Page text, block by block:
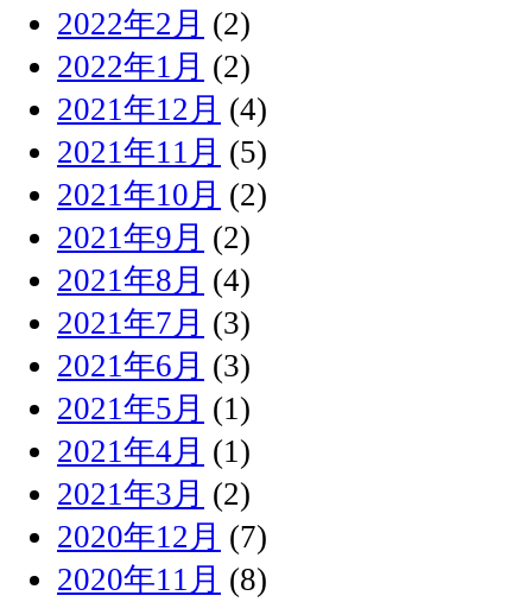
2022年2月 (2)
2022年1月 (2)
2021年12月 (4)
2021年11月 (5)
2021年10月 (2)
2021年9月 (2)
2021年8月 (4)
2021年7月 (3)
2021年6月 (3)
2021年5月 (1)
2021年4月 (1)
2021年3月 (2)
2020年12月 (7)
2020年11月 (8)